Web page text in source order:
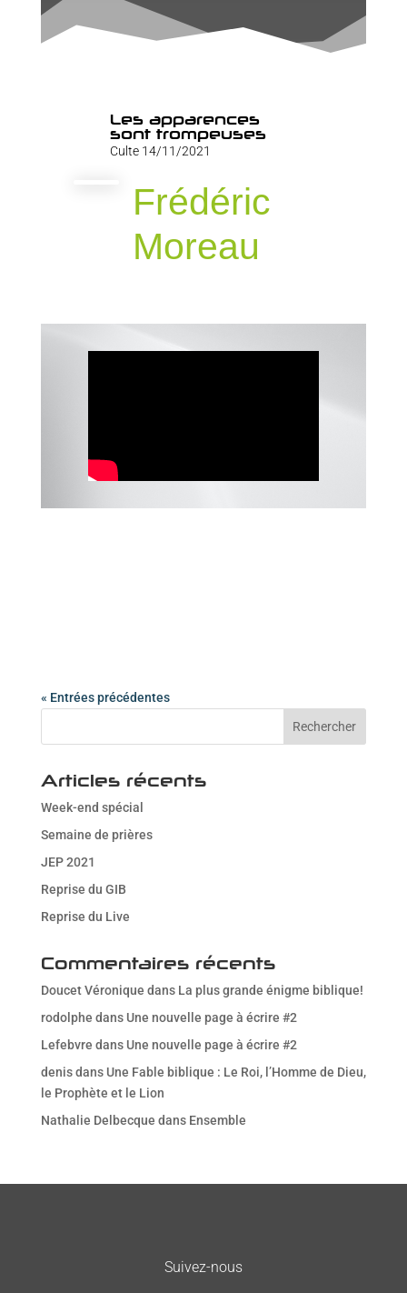
Les apparences
sont trompeuses
Culte 14/11/2021
Frédéric
Moreau
« Entrées précédentes
Articles récents
Week-end spécial
Semaine de prières
JEP 2021
Reprise du GIB
Reprise du Live
Commentaires récents
Doucet Véronique dans La plus grande énigme biblique!
rodolphe dans Une nouvelle page à écrire #2
Lefebvre dans Une nouvelle page à écrire #2
denisdans Une Fable biblique : Le Roi, l’Homme de Dieu,
le Prophète et le Lion
Nathalie Delbecque dans Ensemble
Suivez-nous